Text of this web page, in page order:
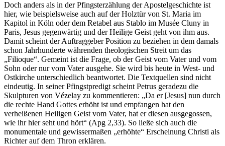
Doch anders als in der Pfingsterzählung der Apostelgeschichte ist
hier, wie beispielsweise auch auf der Holztür von St. Maria im
Kapitol in Köln oder dem Retabel aus Stablo im Musée Cluny in
Paris, Jesus gegenwärtig und der Heilige Geist geht von ihm aus.
Damit scheint der Auftraggeber Position zu beziehen in dem damals
schon Jahrhunderte währenden theologischen Streit um das
„Filioque“. Gemeint ist die Frage, ob der Geist vom Vater und vom
Sohn oder nur vom Vater ausgehe. Sie wird bis heute in West- und
Ostkirche unterschiedlich beantwortet. Die Textquellen sind nicht
eindeutig. In seiner Pfingstpredigt scheint Petrus geradezu die
Skulpturen von Vézelay zu kommentieren: „Da er [Jesus] nun durch
die rechte Hand Gottes erhöht ist und empfangen hat den
verheißenen Heiligen Geist vom Vater, hat er diesen ausgegossen,
wie ihr hier seht und hört“ (Apg 2,33). So ließe sich auch die
monumentale und gewissermaßen „erhöhte“ Erscheinung Christi als
Richter auf dem Thron erklären.